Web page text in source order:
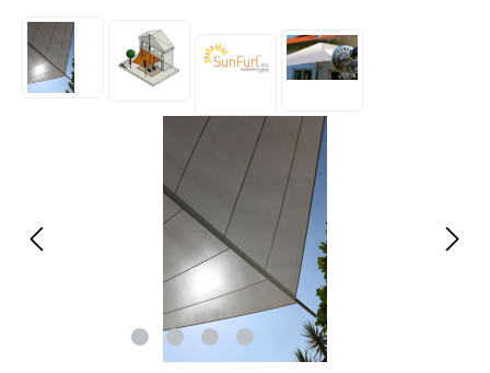
Bildergalerie überspringen